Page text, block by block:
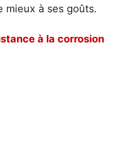
mieux à ses goûts.
à la corrosion